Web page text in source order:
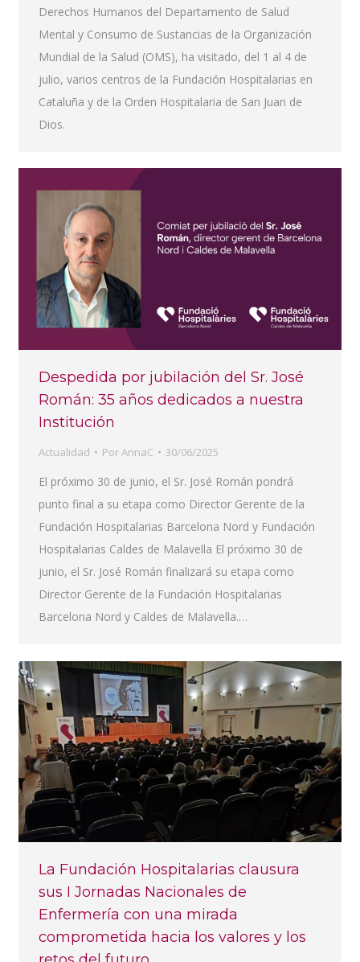
Derechos Humanos del Departamento de Salud
Mental y Consumo de Sustancias de la Organización
Mundial de la Salud (OMS), ha visitado, del 1 al 4 de
julio, varios centros de la Fundación Hospitalarias en
Cataluña y de la Orden Hospitalaria de San Juan de
Dios.
Despedida por jubilación del Sr. José
Román: 35 años dedicados a nuestra
Institución
Actualidad PorAnnaC 30/06/2025
El próximo 30 de junio, el Sr. José Román pondrá
punto final a su etapa como Director Gerente de la
Fundación Hospitalarias Barcelona Nord y Fundación
Hospitalarias Caldes de Malavella El próximo 30 de
junio, el Sr. José Román finalizará su etapa como
Director Gerente de la Fundación Hospitalarias
Barcelona Nord y Caldes de Malavella.…
La Fundación Hospitalarias clausura
sus I Jornadas Nacionales de
Enfermería con una mirada
comprometida hacia los valores y los